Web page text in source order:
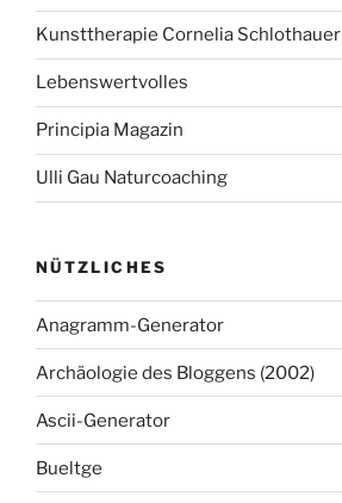
Kunsttherapie Cornelia Schlothauer
Lebenswertvolles
Principia Magazin
Ulli Gau Naturcoaching
NÜTZLICHES
Anagramm-Generator
Archäologie des Bloggens (2002)
Ascii-Generator
Bueltge